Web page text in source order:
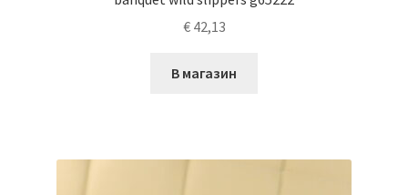
€42,13
В магазин